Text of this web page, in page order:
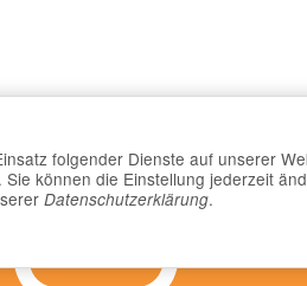
folgender Dienste auf unserer
können die Einstellung jederzeit
Datenschutzerklärung.